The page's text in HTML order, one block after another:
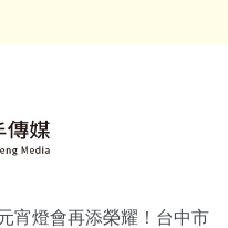
宵燈會再添榮耀！台中市